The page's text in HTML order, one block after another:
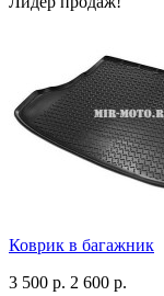
Коврик в багажник
3 500 р. 2 600 р.